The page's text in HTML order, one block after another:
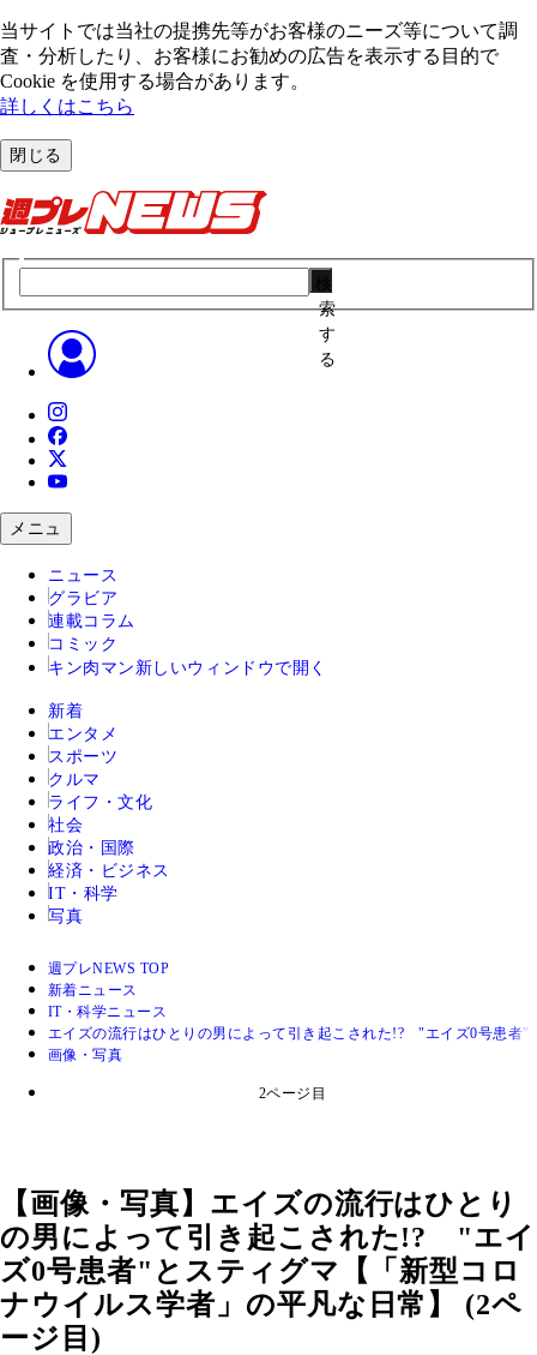
当サイトでは当社の提携先等がお客様のニーズ等について調
査・分析したり、お客様にお勧めの広告を表⽰する⽬的で
Cookie を使⽤する場合があります。
詳しくはこちら
閉じる
索
す
る
メニュ
ニュース
グラビア
連載コラム
コミック
キン肉マン 新しいウィンドウで開く
新着
エンタメ
スポーツ
クルマ
ライフ・文化
社会
政治・国際
経済・ビジネス
IT・科学
写真
週プレNEWS TOP
新着ニュース
IT・科学ニュース
エイズの流行はひとりの男によって引き起こされた!? "エイズ0号患者"
画像・写真
2ページ目
【画像・写真】エイズの流行はひとり
の男によって引き起こされた!? "エイ
ズ0号患者"とスティグマ【「新型コロ
ナウイルス学者」の平凡な日常】 (2ペ
ージ目)